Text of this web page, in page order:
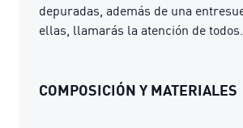
depuradas, además de una
ellas, llamarás la atención de todos.
COMPOSICIÓN Y MATERIALES